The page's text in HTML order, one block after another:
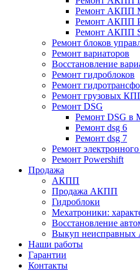
Ремонт АКПП
Ремонт АКПП
Ремонт АКПП
Ремонт блоков
Ремонт вариаторов
Восстановление
Ремонт гидроблоков
Ремонт
Ремонт грузовых
Ремонт DSG
Ремонт DSG в
Ремонт dsg 6
Ремонт dsg 7
Ремонт
Ремонт Powershift
Продажа
АКПП
Продажа АКПП
Гидроблоки
Мехатроники:
Восстановление
Выкуп неисправных
Наши работы
Гарантии
Контакты